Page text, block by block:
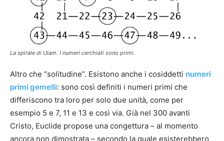
La spirale di Ulam. I numeri cerchiati sono primi.
Altro che “solitudine”. Esistono anche i cosiddetti numeri
primi gemelli: sono così definiti i numeri primi che
differiscono tra loro per solo due unità, come per
esempio 5 e 7, 11 e 13 e così via. Già nel 300 avanti
Cristo, Euclide propose una congettura – al momento
ancora non dimostrata – secondo la quale esisterebbero